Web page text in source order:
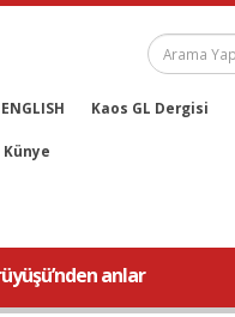
ENGLISH Kaos GL Dergisi
Künye
anlar